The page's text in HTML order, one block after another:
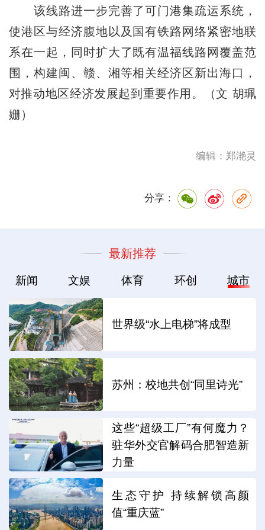
该线路进一步完善了可门港集疏运系统，
使港区与经济腹地以及国有铁路网络紧密地联
系在一起，同时扩大了既有温福线路网覆盖范
围，构建闽、赣、湘等相关经济区新出海口，
对推动地区经济发展起到重要作用。（文 胡珮
姗）
编辑：郑滟灵
分享：
最新推荐
新闻 文娱 体育 环创 城市
世界级“水上电梯”将成型
苏州：校地共创“同里诗光”
这些“超级工厂”有何魔力？
驻华外交官解码合肥智造新
力量
生态守护 持续解锁高颜
值“重庆蓝”